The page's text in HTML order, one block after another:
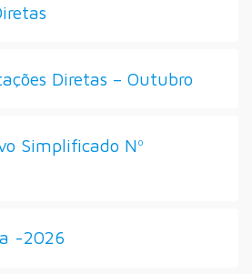
Diretas – Outubro
Simplificado Nº
-2026